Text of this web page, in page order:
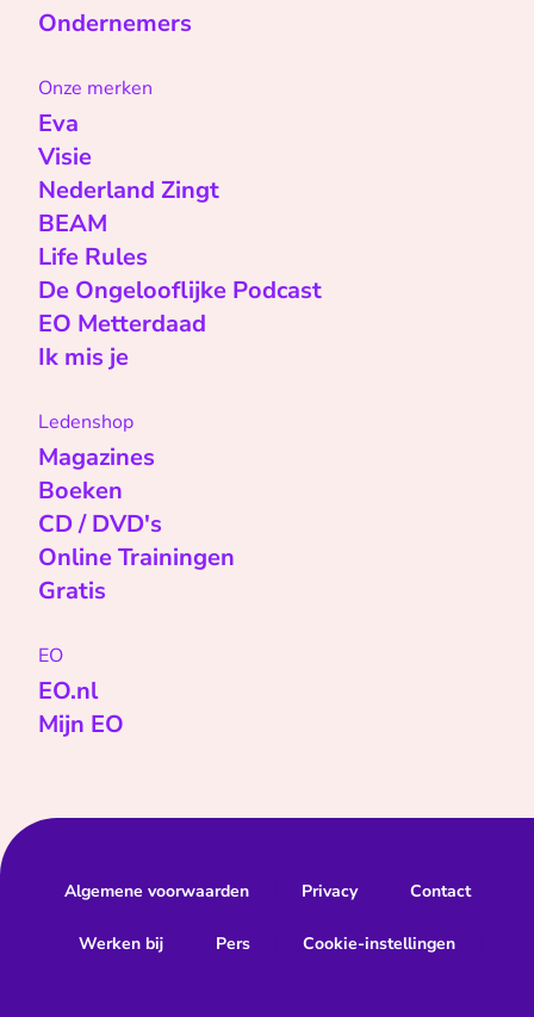
Ondernemers
Onze merken
Eva
Visie
Nederland Zingt
BEAM
Life Rules
De Ongelooflijke Podcast
EO Metterdaad
Ik mis je
Ledenshop
Magazines
Boeken
CD / DVD's
Online Trainingen
Gratis
EO
EO.nl
Mijn EO
Algemene voorwaarden Privacy Contact
Werken bij Pers Cookie-instellingen